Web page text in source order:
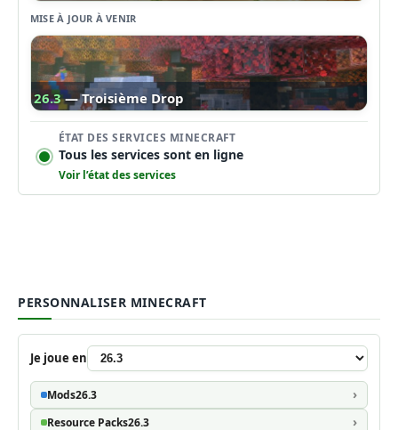
MISE À JOUR À VENIR
26.3 — Troisième Drop
ÉTAT DES SERVICES MINECRAFT
Tous les services sont en ligne
Voir l’état des services
PERSONNALISER MINECRAFT
Je joue en
Mods26.3
Resource Packs26.3